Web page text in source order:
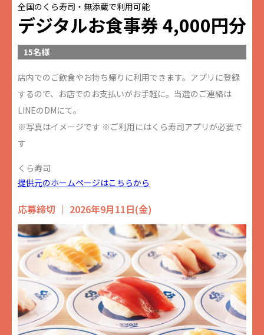
全国のくら寿司・無添蔵で利用可能
デジタルお食事券 4,000円分
15名様
店内でのご飲食やお持ち帰りに利用できます。アプリに登録
するので、お店でのお支払いがお手軽に。当選のご連絡は
LINEのDMにて。
※写真はイメージです ※ご利用にはくら寿司アプリが必要で
す
くら寿司
提供元のホームページはこちらから
応募締切 ｜ 2026年9月11日(金)